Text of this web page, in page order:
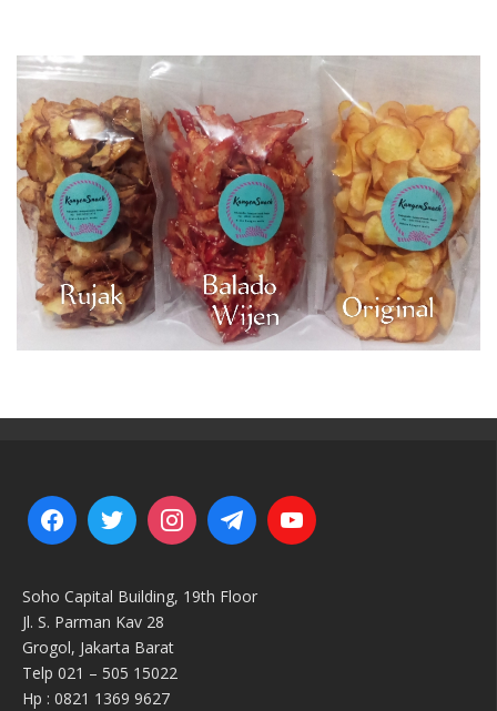
Soho Capital Building, 19th Floor
Jl. S. Parman Kav 28
Grogol, Jakarta Barat
Telp 021 – 505 15022
Hp : 0821 1369 9627